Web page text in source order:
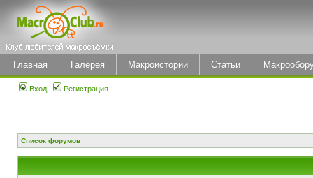
Главная Галерея Макроистории Статьи
Вход Регистрация
Список форумов